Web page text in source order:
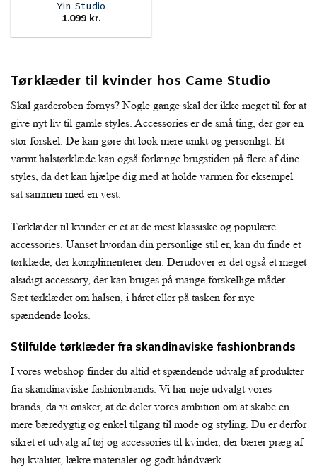
Yin Studio
1.099 kr.
Tørklæder til kvinder hos Came Studio
Skal garderoben fornys? Nogle gange skal der ikke meget til for at
give nyt liv til gamle styles. Accessories er de små ting, der gør en
stor forskel. De kan gøre dit look mere unikt og personligt. Et
varmt halstørklæde kan også forlænge brugstiden på flere af dine
styles, da det kan hjælpe dig med at holde varmen for eksempel
sat sammen med en vest.
Tørklæder til kvinder er et at de mest klassiske og populære
accessories. Uanset hvordan din personlige stil er, kan du finde et
tørklæde, der komplimenterer den. Derudover er det også et meget
alsidigt accessory, der kan bruges på mange forskellige måder.
Sæt tørklædet om halsen, i håret eller på tasken for nye
spændende looks.
Stilfulde tørklæder fra skandinaviske fashionbrands
I vores webshop finder du altid et spændende udvalg af produkter
fra skandinaviske fashionbrands. Vi har nøje udvalgt vores
brands, da vi ønsker, at de deler vores ambition om at skabe en
mere bæredygtig og enkel tilgang til mode og styling. Du er derfor
sikret et udvalg af tøj og accessories til kvinder, der bærer præg af
høj kvalitet, lækre materialer og godt håndværk.